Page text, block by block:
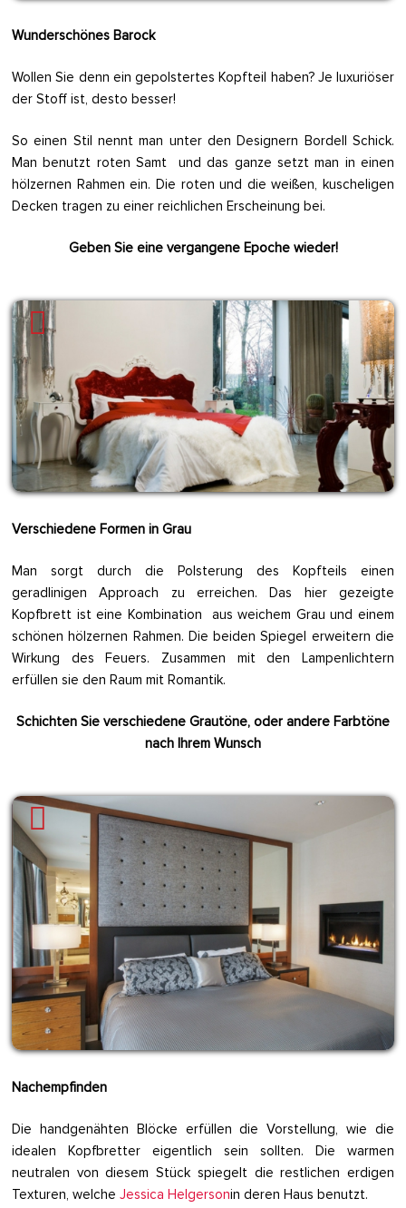
Wunderschönes Barock
Wollen Sie denn ein gepolstertes Kopfteil haben? Je luxuriöser
der Stoff ist, desto besser!
So einen Stil nennt man unter den Designern Bordell Schick.
Man benutzt roten Samt und das ganze setzt man in einen
hölzernen Rahmen ein. Die roten und die weißen, kuscheligen
Decken tragen zu einer reichlichen Erscheinung bei.
Geben Sie eine vergangene Epoche wieder!
Verschiedene Formen in Grau
Man sorgt durch die Polsterung des Kopfteils einen
geradlinigen Approach zu erreichen. Das hier gezeigte
Kopfbrett ist eine Kombination aus weichem Grau und einem
schönen hölzernen Rahmen. Die beiden Spiegel erweitern die
Wirkung des Feuers. Zusammen mit den Lampenlichtern
erfüllen sie den Raum mit Romantik.
Schichten Sie verschiedene Grautöne, oder andere Farbtöne
nach Ihrem Wunsch
Nachempfinden
Die handgenähten Blöcke erfüllen die Vorstellung, wie die
idealen Kopfbretter eigentlich sein sollten. Die warmen
neutralen von diesem Stück spiegelt die restlichen erdigen
Texturen, welche Jessica Helgersonin deren Haus benutzt.